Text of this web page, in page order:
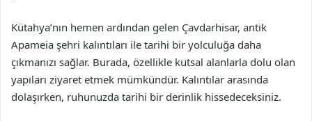
Kütahya’nın hemen ardından gelen Çavdarhisar, antik
Apameia şehri kalıntıları ile tarihi bir yolculuğa daha
çıkmanızı sağlar. Burada, özellikle kutsal alanlarla dolu olan
yapıları ziyaret etmek mümkündür. Kalıntılar arasında
dolaşırken, ruhunuzda tarihi bir derinlik hissedeceksiniz.